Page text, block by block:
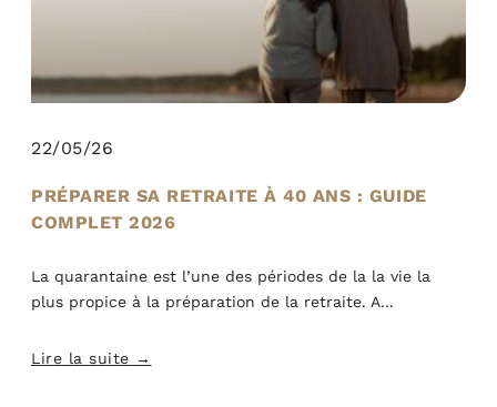
PRÉPARER SA RETRAITE À 40 ANS : GUIDE
COMPLET 2026
La quarantaine est l’une des périodes de la la vie la
plus propice à la préparation de la retraite. A
Lire la suite →
22/05/26